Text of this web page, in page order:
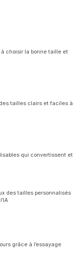
choisir la bonne taille et
tailles clairs et faciles à
qui convertissent et
des tailles personnalisés
grâce à l’essayage